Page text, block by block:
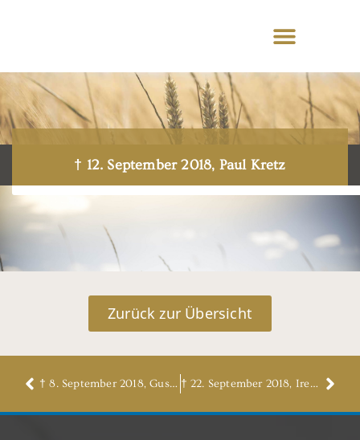
† 12. September 2018, Paul Kretz
Zurück zur Übersicht
† 8. September 2018, Gustav Lütge † 22. September 2018, Irene Heuser, geb. Vick